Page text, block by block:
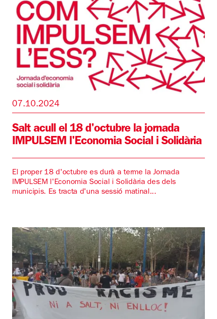
07.10.2024
Salt acull el 18 d'octubre la jornada
IMPULSEM l'Economia Social i Solidària
El proper 18 d'octubre es durà a terme la Jornada
IMPULSEM l'Economia Social i Solidària des dels
municipis. Es tracta d'una sessió matinal...